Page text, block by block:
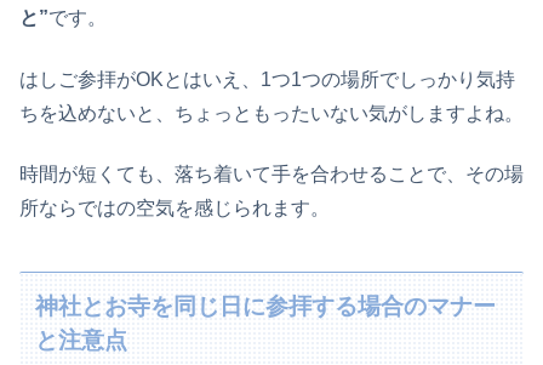
と”です。
はしご参拝がOKとはいえ、1つ1つの場所でしっかり気持
ちを込めないと、ちょっともったいない気がしますよね。
時間が短くても、落ち着いて手を合わせることで、その場
所ならではの空気を感じられます。
神社とお寺を同じ日に参拝する場合のマナー
と注意点